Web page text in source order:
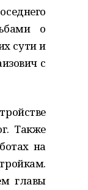
о
сути и
с
Также
на
главы